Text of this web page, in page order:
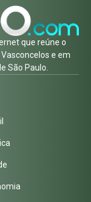
que reúne o
e em
São Paulo.